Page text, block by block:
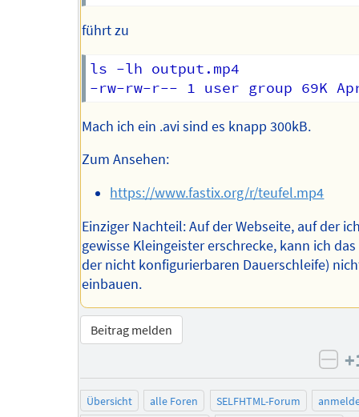
führt zu
ls -lh output.mp4
Mach ich ein .avi sind es knapp 300kB.
Zum Ansehen:
https://www.fastix.org/r/teufel.mp4
Einziger Nachteil: Auf der Webseite, auf der
gewisse Kleingeister erschrecke, kann ich
der nicht konfigurierbaren Dauerschleife)
einbauen.
Beitrag melden
Übersicht alle Foren SELFHTML-Forum